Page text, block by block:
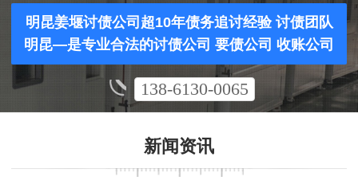
明昆姜堰讨债公司超10年债务追讨经验 讨债团队
明昆—是专业合法的讨债公司 要债公司 收账公司
138-6130-0065
新闻资讯